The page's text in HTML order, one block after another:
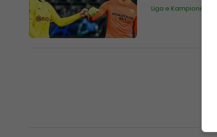
Liga e Kampionëve